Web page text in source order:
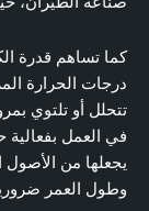
كما تساهم قدرة
درجات الحرارة
تتحلل أو تلتوي
في العمل بفعالية
يجعلها من الأصول
وطول العمر